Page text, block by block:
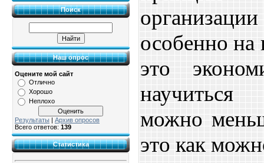
Поиск
Наш опрос
Оцените мой сайт
Отлично
Хорошо
Неплохо
Результаты | Архив опросов
Всего ответов: 139
Статистика
особенно на
это
научиться
можно
это как